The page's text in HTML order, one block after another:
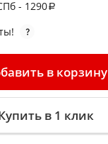
- 1290
в корзину
в 1 клик